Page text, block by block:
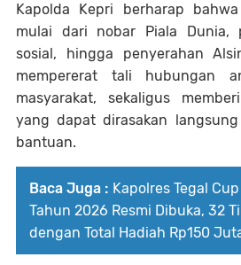
Kapolda Kepri berharap
mulai dari nobar Piala Dunia,
sosial, hingga penyerahan
mempererat tali hubungan
masyarakat, sekaligus
yang dapat dirasakan
bantuan.
Baca Juga : Kapolres Tegal
Tahun 2026 Resmi Dibuka, 32
dengan Total Hadiah Rp150